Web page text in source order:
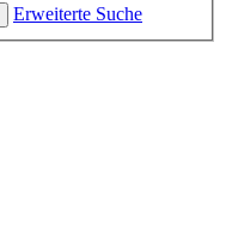
Erweiterte Suche